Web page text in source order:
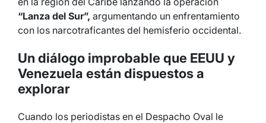
“Lanza del Sur”, argumentando un enfrentamiento
con los narcotraficantes del hemisferio occidental.
Un diálogo improbable que EEUU y
Venezuela están dispuestos a
explorar
Cuando los periodistas en el Despacho Oval le